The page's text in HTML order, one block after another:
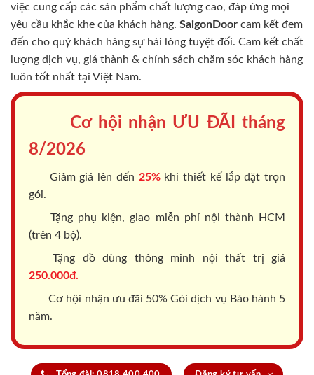
việc cung cấp các sản phẩm chất lượng cao, đáp ứng mọi
yêu cầu khắc khe của khách hàng. SaigonDoor cam kết đem
đến cho quý khách hàng sự hài lòng tuyệt đối. Cam kết chất
lượng dịch vụ, giá thành & chính sách chăm sóc khách hàng
luôn tốt nhất tại Việt Nam.
Cơ hội nhận ƯU ĐÃI tháng
8/2026
Giảm giá lên đến 25%khi thiết kế lắp đặt trọn
gói.
Tặng phụ kiện, giao miễn phí nội thành HCM
(trên 4 bộ).
Tặng đồ dùng thông minh nội thất trị giá
250.000đ.
Cơ hội nhận ưu đãi 50% Gói dịch vụ Bảo hành 5
năm.